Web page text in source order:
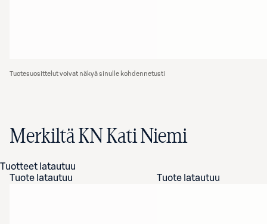
Tuotesuosittelut voivat näkyä sinulle kohdennetusti
Merkiltä KN Kati Niemi
Tuotteet latautuu
Tuote latautuu
Tuote latautuu